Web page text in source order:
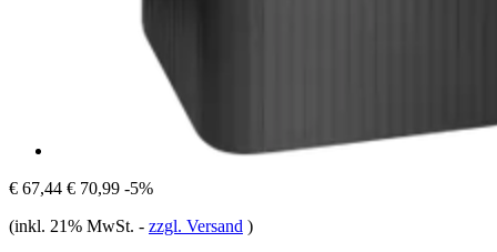
€ 67,44 € 70,99 -5%
(inkl. 21% MwSt. - zzgl. Versand )